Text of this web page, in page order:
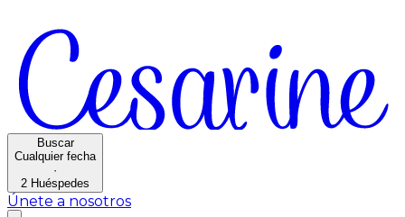
Buscar
Cualquier fecha
·
2 Huéspedes
Únete a nosotros